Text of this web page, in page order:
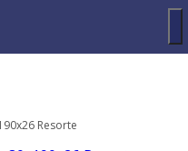
Resorte